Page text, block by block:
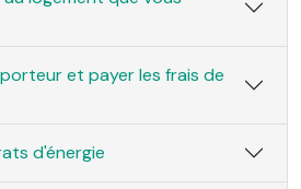
et payer les frais de
d'énergie